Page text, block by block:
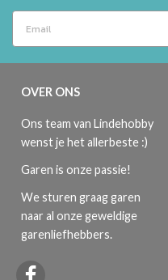
OVER ONS
Ons team van Lindehobby
wenst je het allerbeste :)
Garen is onze passie!
We sturen graag garen
naar al onze geweldige
garenliefhebbers.